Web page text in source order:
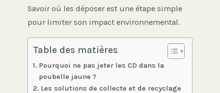
Savoir où les déposer est une étape simple
pour limiter son impact environnemental.
Table des matières
Pourquoi ne pas jeter les CD dans la
poubelle jaune ?
Les solutions de collecte et de recyclage